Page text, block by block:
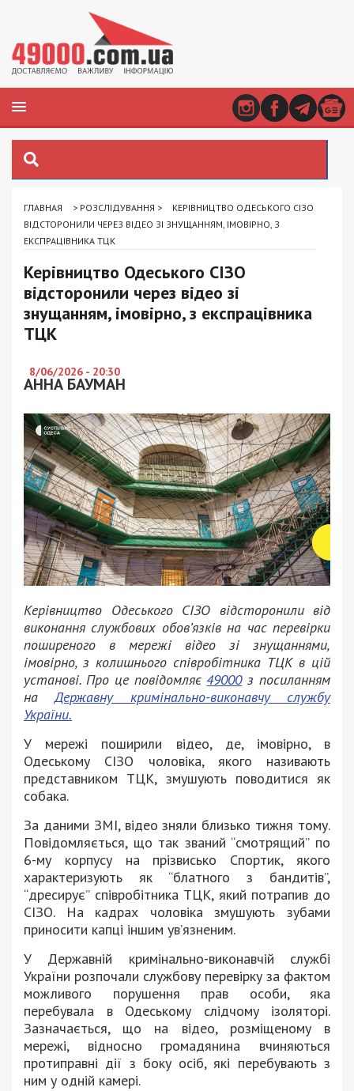
ГЛАВНАЯ > РОЗСЛІДУВАННЯ >
КЕРІВНИЦТВО ОДЕСЬКОГО СІЗО
ВІДСТОРОНИЛИ ЧЕРЕЗ ВІДЕО ЗІ ЗНУЩАННЯМ, ІМОВІРНО, З
ЕКСПРАЦІВНИКА ТЦК
Керівництво Одеського СІЗО
відсторонили через відео зі
знущанням, імовірно, з експрацівника
ТЦК
8/06/2026 - 20:30
АННА БАУМАН
Керівництво Одеського СІЗО відсторонили від
виконання службових обов’язків на час перевірки
поширеного в мережі відео зі знущаннями,
імовірно, з колишнього співробітника ТЦК в цій
установі. Про це повідомляє49000з посиланням
наДержавну кримінально-виконавчу службу
України.
У мережі поширили відео, де, імовірно, в
Одеському СІЗО чоловіка, якого називають
представником ТЦК, змушують поводитися як
собака.
За даними ЗМІ, відео зняли близько тижня тому.
Повідомляється, що так званий “смотрящий” по
6-му корпусу на прізвисько Спортик, якого
характеризують як “блатного з бандитів”,
“дресирує” співробітника ТЦК, який потрапив до
СІЗО. На кадрах чоловіка змушують зубами
приносити капці іншим ув’язненим.
У Державній кримінально-виконавчій службі
України розпочали службову перевірку за фактом
можливого порушення прав особи, яка
перебувала в Одеському слідчому ізоляторі.
Зазначається, що на відео, розміщеному в
мережі, відносно громадянина вчиняються
протиправні дії з боку осіб, які перебувають з
ним у одній камері.